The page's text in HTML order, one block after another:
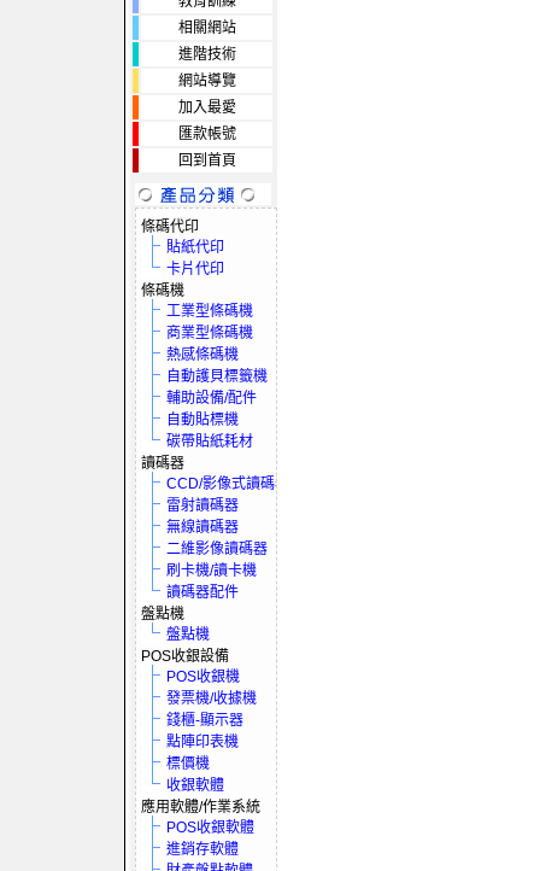
相關網站
進階技術
網站導覽
加入最愛
匯款帳號
回到首頁
條碼代印
貼紙代印
卡片代印
條碼機
工業型條碼機
商業型條碼機
熱感條碼機
自動護貝標籤機
輔助設備/配件
自動貼標機
碳帶貼紙耗材
讀碼器
CCD/影像式讀碼器
雷射讀碼器
無線讀碼器
二維影像讀碼器
刷卡機/讀卡機
讀碼器配件
盤點機
盤點機
POS收銀設備
POS收銀機
發票機/收據機
錢櫃-顯示器
點陣印表機
標價機
收銀軟體
應用軟體/作業系統
POS收銀軟體
進銷存軟體